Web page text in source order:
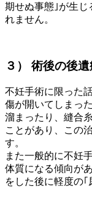
期せぬ事態｣が生
れません。
３） 術後の後
不妊手術に限った
傷が開いてしまっ
溜まったり、縫合
ことがあり、この
す。
また一般的に不妊
体質になる傾向が
をした後に軽度の｢